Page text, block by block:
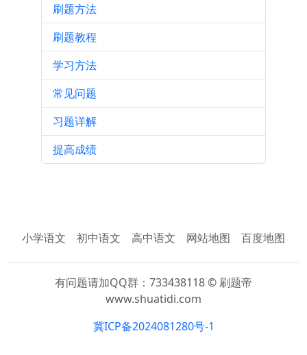
刷题方法
刷题教程
学习方法
常见问题
习题详解
提高成绩
小学语文 初中语文 高中语文 网站地图 百度地图
有问题请加QQ群：733438118 © 刷题帝
www.shuatidi.com
冀ICP备2024081280号-1